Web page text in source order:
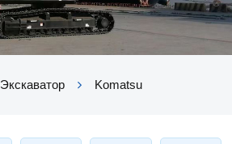
Экскаватор Komatsu